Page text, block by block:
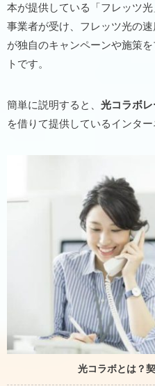
本が提供している「フレッツ
事業者が受け、フレッツ光の
が独自のキャンペーンや施策
トです。
簡単に説明すると、 光コラボ
を借りて提供しているインター
光コラボとは？